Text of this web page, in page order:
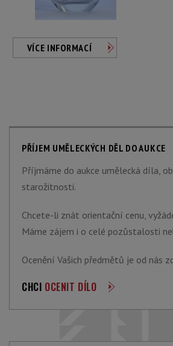
VÍCE INFORMACÍ
PŘÍJEM UMĚLECKÝCH DĚL DO AUKCE
Příjmáme do aukce umělecká díla,
starožitnosti.
Chcete-li znát orientační cenu,
Máme zájem i o celé pozůstalosti
Ocenění Vašich předmětů je od nás
CHCI OCENIT DÍLO